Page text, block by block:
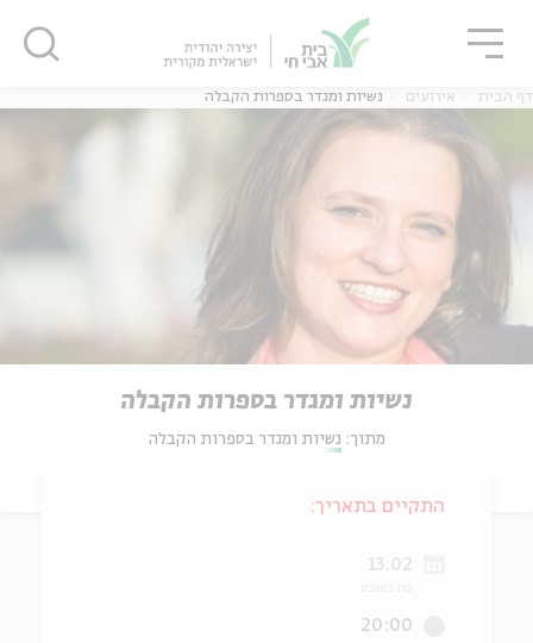
דף הבית אירועים נשיות ומגדר בספרות הקבלה
נשיות ומגדר בספרות הקבלה
מתוך: נשיות ומגדר בספרות הקבלה
התקיים בתאריך:
13.02
20:00
סגור